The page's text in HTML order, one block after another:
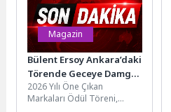
Magazin
Bülent Ersoy Ankara’daki
Törende Geceye Damga
Vurdu
2026 Yılı Öne Çıkan
Markaları Ödül Töreni,